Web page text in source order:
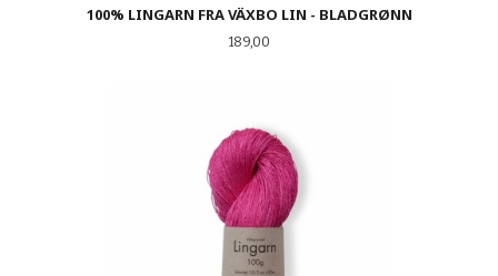
100% LINGARN FRA VÄXBO LIN - BLADGRØNN
Pris
189,00